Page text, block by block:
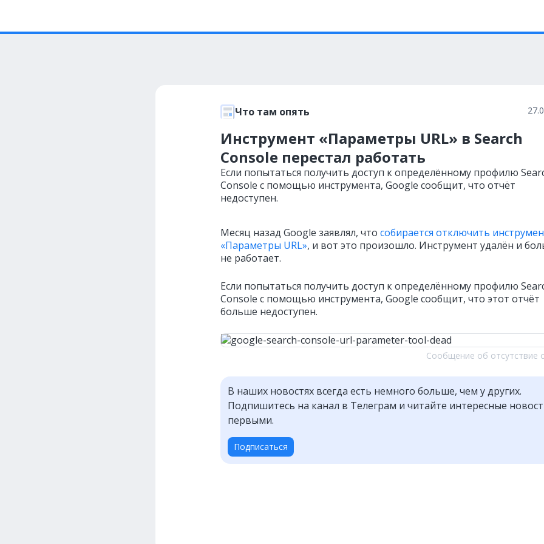
Что там опять
Инструмент «Параметры URL» в Search
Console перестал работать
Если попытаться получить доступ к определённому профилю
Console с помощью инструмента, Google сообщит, что отчёт
недоступен.
Месяц назад Google заявлял, что собирается отключить
«Параметры URL», и вот это произошло. Инструмент удалён и
не работает.
Если попытаться получить доступ к определённому профилю
Console с помощью инструмента, Google сообщит, что этот отчёт
больше недоступен.
Сообщение об отсутствие
В наших новостях всегда есть немного больше, чем у других.
Подпишитесь на канал в Телеграм и читайте интересные
первыми.
Подписаться